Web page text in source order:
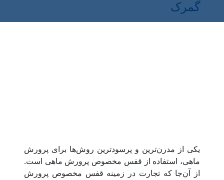
گمرک
یکی از مدرن‌ترین و پرسودترین روش‌ها برای پرورش
ماهی، استفاده از قفس مخصوص پرورش ماهی است.
از آن‌جا که تجارت در زمینه قفس مخصوص پرورش